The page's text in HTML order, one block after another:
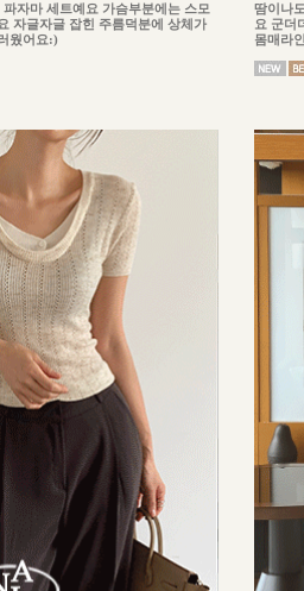
자마 세트예요 가슴부분에는 스모
자글자글 잡힌 주름덕분에 상체가
웠어요:)
땀이나
요 군더
몸매라